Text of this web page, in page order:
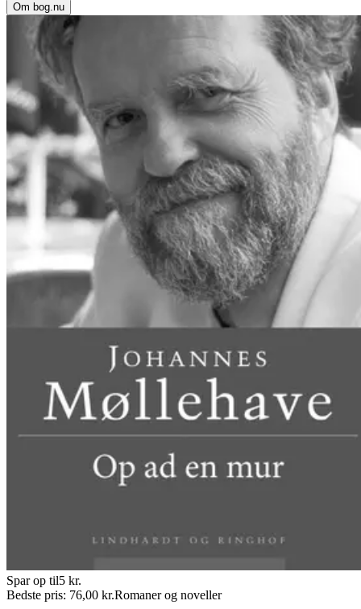
Om bog.nu
Spar op til5 kr.
Bedste pris: 76,00 kr.Romaner og noveller